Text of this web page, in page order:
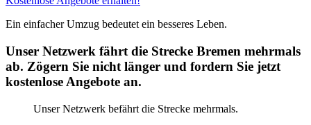
Ein einfacher Umzug bedeutet ein besseres Leben.
Unser Netzwerk fährt die Strecke Bremen mehrmals
ab. Zögern Sie nicht länger und fordern Sie jetzt
kostenlose Angebote an.
Unser Netzwerk befährt die Strecke mehrmals.